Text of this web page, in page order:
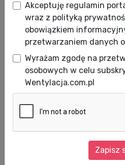
Jak zwiększyć
systemu
Praktyczne
Lindab.
Data publikacji: 18.12.2025
W nowoczesnych
Akceptuję regulamin
wraz z polityką
obowiązkiem
przetwarzaniem danych
Wyrażam zgodę na
osobowych w celu
Wentylacja.com.pl
Zapisz